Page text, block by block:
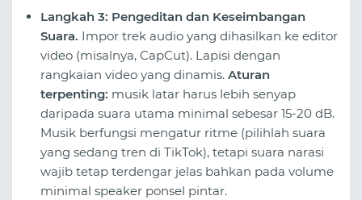
Langkah 3: Pengeditan dan Keseimbangan
Suara. Impor trek audio yang dihasilkan ke editor
video (misalnya, CapCut). Lapisi dengan
rangkaian video yang dinamis. Aturan
terpenting: musik latar harus lebih senyap
daripada suara utama minimal sebesar 15-20 dB.
Musik berfungsi mengatur ritme (pilihlah suara
yang sedang tren di TikTok), tetapi suara narasi
wajib tetap terdengar jelas bahkan pada volume
minimal speaker ponsel pintar.